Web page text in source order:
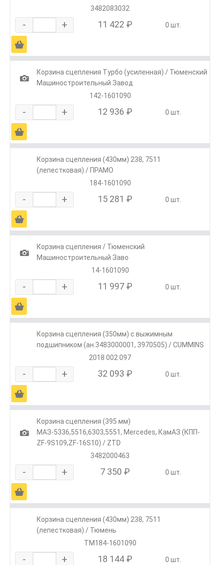
3482083032
- + 11 422 ₽ 0 шт.
Ä
1
Корзина сцепления Турбо (усиленная) / Тюменский
Машиностроительный Завод
142-1601090
- + 12 936 ₽ 0 шт.
Ä
Корзина сцепления (430мм) 238, 7511
(лепестковая) / ПРАМО
184-1601090
- + 15 281 ₽ 0 шт.
Ä
1
Корзина сцепления / Тюменский
Машиностроительный Заво
14-1601090
- + 11 997 ₽ 0 шт.
Ä
Корзина сцепления (350мм) с выжимным
подшипником (ан.3483000001, 3970505) / CUMMINS
2018 002 097
- + 32 093 ₽ 0 шт.
Ä
1
Корзина сцепления (395 мм)
МАЗ-5336,5516,6303,5551, Mercedes, КамАЗ (КПП-
ZF-9S109,ZF-16S10) / ZTD
3482000463
- + 7 350 ₽ 0 шт.
Ä
Корзина сцепления (430мм) 238, 7511
(лепестковая) / Тюмень
ТМ184-1601090
- + 18 144 ₽ 0 шт.